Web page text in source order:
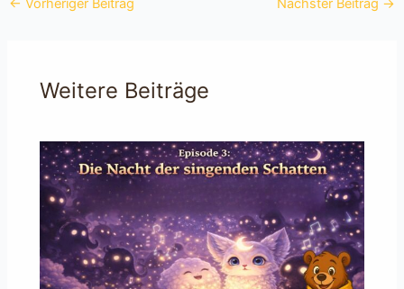
← Vorheriger Beitrag Nächster Beitrag →
Weitere Beiträge